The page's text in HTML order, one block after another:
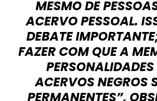
MESMO DE
ACERVO PESSOAL.
DEBATE
FAZER COM QUE A
PERSONALIDADES
ACERVOS NEGROS
PERMANENTES”,